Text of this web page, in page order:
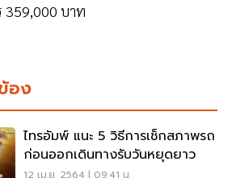
359,000 บาท
อง
ไทรอัมพ์ แนะ 5 วิธีการเช็กสภาพรถ
ก่อนออกเดินทางรับวันหยุดยาว